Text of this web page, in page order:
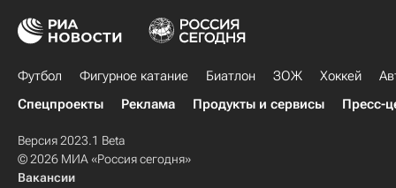
Футбол Фигурное катание Биатлон ЗОЖ Хоккей
Спецпроекты
Реклама Продукты и сервисы Пресс-
Версия 2023.1 Beta
© 2026 МИА «Россия сегодня»
Вакансии